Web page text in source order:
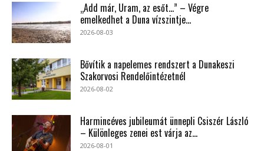
„Add már, Uram, az esőt…” – Végre
emelkedhet a Duna vízszintje...
2026-08-03
Bővítik a napelemes rendszert a Dunakeszi
Szakorvosi Rendelőintézetnél
2026-08-02
Harmincéves jubileumát ünnepli Csiszér László
– Különleges zenei est várja az...
2026-08-01